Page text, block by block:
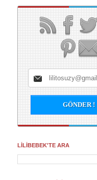
LİLİBEBEK'TE ARA